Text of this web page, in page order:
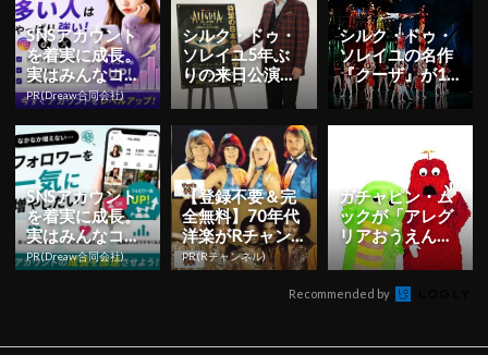
SNSアカウント
を着実に成長。
実はみんなココ
使ってます。
PR(Dreaw合同会社)
シルク・ドゥ・
ソレイユ5年ぶ
りの来日公演！
公演作品『アレ
グリア-新たなる
光-』に...
シルク・ドゥ・
ソレイユの名作
『クーザ』が16
年ぶり日本再上
陸！バナナマン
SNSアカウント
を着実に成長。
実はみんなココ
使ってます。
PR(Dreaw合同会社)
【登録不要＆完
全無料】70年代
洋楽がRチャン
ネルで見放題
PR(Rチャンネル)
ガチャピン・ム
ックが「アレグ
リアおうえん
隊」に就任！東
京追加公演開催
も決定 | ...
Recommended by